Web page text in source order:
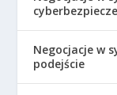
Negocjacje w
podejście